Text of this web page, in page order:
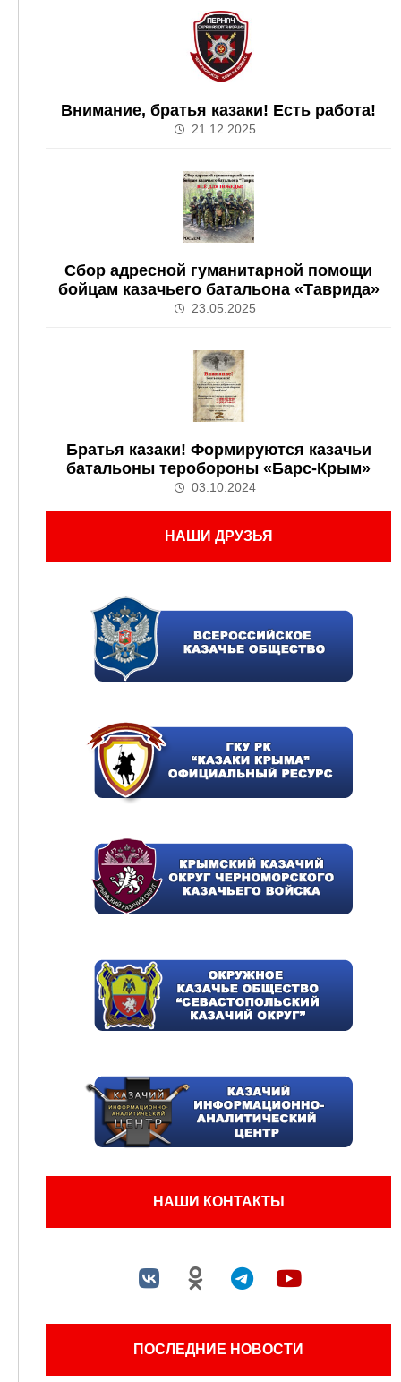
Внимание, братья казаки! Есть работа!
21.12.2025
Сбор адресной гуманитарной помощи
бойцам казачьего батальона «Таврида»
23.05.2025
Братья казаки! Формируются казачьи
батальоны теробороны «Барс-Крым»
03.10.2024
НАШИ ДРУЗЬЯ
НАШИ КОНТАКТЫ
ПОСЛЕДНИЕ НОВОСТИ